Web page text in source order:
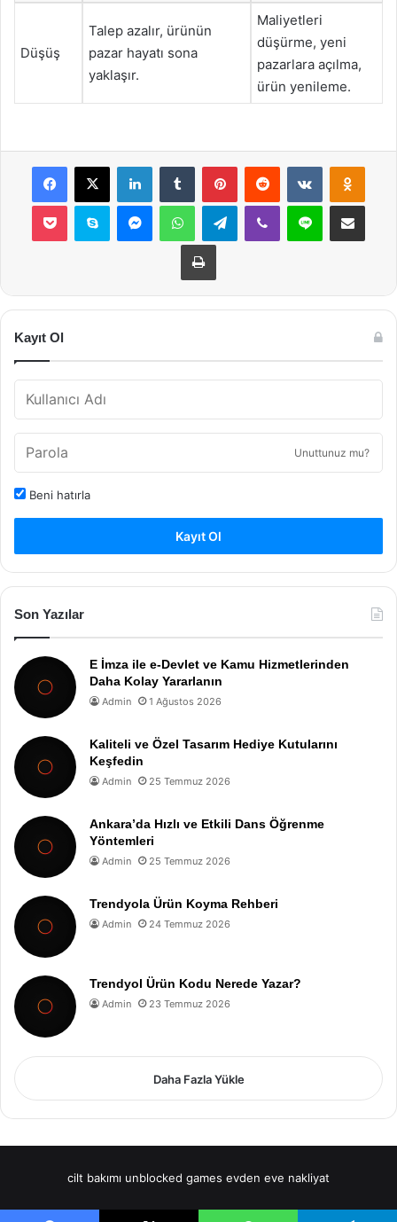
Düşüş
Talep azalır, ürünün
pazar hayatı sona
yaklaşır.
Maliyetleri
düşürme, yeni
pazarlara açılma,
ürün yenileme.
Facebook
X LinkedInTumblr PinterestReddit VKontakte
Pocket Skype MessengerWhatsAppTelegramViber Line E-Posta ile
Yazdır
Kayıt Ol
Unuttunuz mu?
Beni hatırla
Kayıt Ol
Son Yazılar
E İmza ile e-Devlet ve Kamu Hizmetlerinden
Daha Kolay Yararlanın
Admin 1 Ağustos 2026
Kaliteli ve Özel Tasarım Hediye Kutularını
Keşfedin
Admin 25 Temmuz 2026
Ankara’da Hızlı ve Etkili Dans Öğrenme
Yöntemleri
Admin 25 Temmuz 2026
Trendyola Ürün Koyma Rehberi
Admin 24 Temmuz 2026
Trendyol Ürün Kodu Nerede Yazar?
Admin 23 Temmuz 2026
Daha Fazla Yükle
cilt bakımı unblocked games evden eve nakliyat